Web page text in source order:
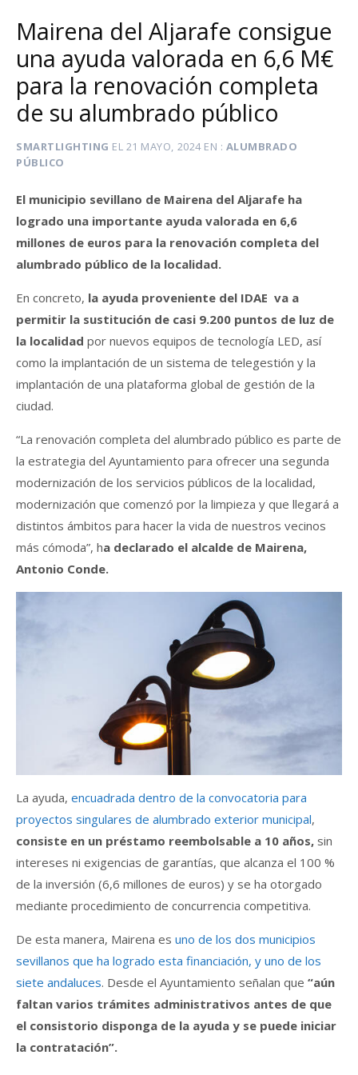
Mairena del Aljarafe consigue
una ayuda valorada en 6,6 M€
para la renovación completa
de su alumbrado público
SMARTLIGHTING EL 21 MAYO, 2024EN
ALUMBRADO
PÚBLICO
El municipio sevillano de Mairena del Aljarafe ha
logrado una importante ayuda valorada en 6,6
millones de euros para la renovación completa del
alumbrado público de la localidad.
En concreto, la ayuda proveniente del IDAE va a
permitir la sustitución de casi 9.200 puntos de luz de
la localidad por nuevos equipos de tecnología LED, así
como la implantación de un sistema de telegestión y la
implantación de una plataforma global de gestión de la
ciudad.
“La renovación completa del alumbrado público es parte de
la estrategia del Ayuntamiento para ofrecer una segunda
modernización de los servicios públicos de la localidad,
modernización que comenzó por la limpieza y que llegará a
distintos ámbitos para hacer la vida de nuestros vecinos
más cómoda”, ha declarado el alcalde de Mairena,
Antonio Conde.
La ayuda, encuadrada dentro de la convocatoria para
proyectos singulares de alumbrado exterior municipal,
consiste en un préstamo reembolsable a 10 años, sin
intereses ni exigencias de garantías, que alcanza el 100 %
de la inversión (6,6 millones de euros) y se ha otorgado
mediante procedimiento de concurrencia competitiva.
De esta manera, Mairena es uno de los dos municipios
sevillanos que ha logrado esta financiación, y uno de los
siete andaluces. Desde el Ayuntamiento señalan que “aún
faltan varios trámites administrativos antes de que
el consistorio disponga de la ayuda y se puede iniciar
la contratación”.